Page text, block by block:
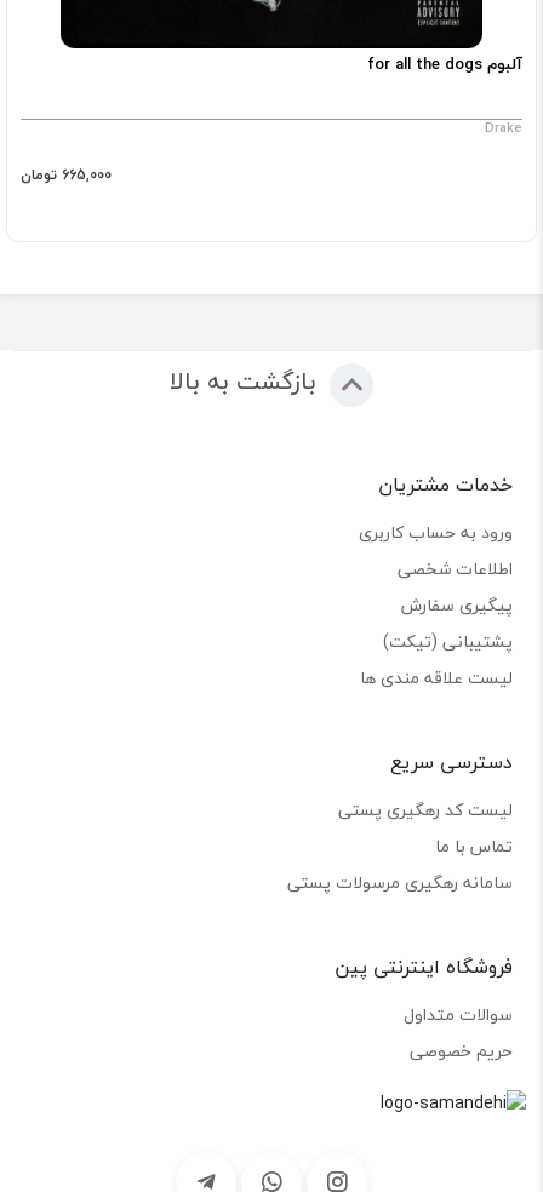
آلبوم for all the dogs
Drake
665,000 تومان
بازگشت به بالا
خدمات مشتریان
ورود به حساب کاربری
اطلاعات شخصی
پیگیری سفارش
پشتیبانی (تیکت)
لیست علاقه مندی ها
دسترسی سریع
لیست کد رهگیری پستی
تماس با ما
سامانه رهگیری مرسولات پستی
فروشگاه اینترنتی پین
سوالات متداول
حریم خصوصی